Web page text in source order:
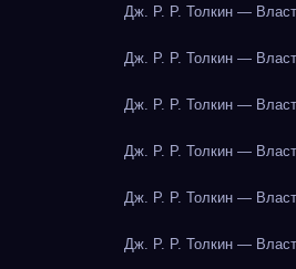
Дж. Р. Р. Толкин —
Дж. Р. Р. Толкин —
Дж. Р. Р. Толкин —
Дж. Р. Р. Толкин —
Дж. Р. Р. Толкин —
Дж. Р. Р. Толкин —